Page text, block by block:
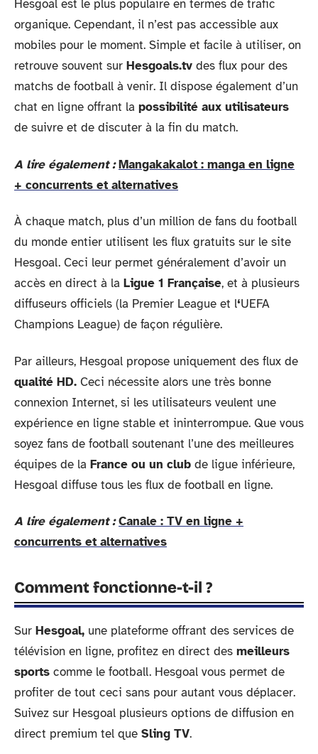
Hesgoal est le plus populaire en termes de trafic
organique. Cependant, il n’est pas accessible aux
mobiles pour le moment. Simple et facile à utiliser, on
retrouve souvent sur Hesgoals.tv des flux pour des
matchs de football à venir. Il dispose également d’un
chat en ligne offrant la possibilité aux utilisateurs
de suivre et de discuter à la fin du match.
A lire également : Mangakakalot : manga en ligne
+ concurrents et alternatives
À chaque match, plus d’un million de fans du football
du monde entier utilisent les flux gratuits sur le site
Hesgoal. Ceci leur permet généralement d’avoir un
accès en direct à la Ligue 1 Française, et à plusieurs
diffuseurs officiels (la Premier League et l‘UEFA
Champions League) de façon régulière.
Par ailleurs, Hesgoal propose uniquement des flux de
qualité HD. Ceci nécessite alors une très bonne
connexion Internet, si les utilisateurs veulent une
expérience en ligne stable et ininterrompue. Que vous
soyez fans de football soutenant l’une des meilleures
équipes de la France ou un club de ligue inférieure,
Hesgoal diffuse tous les flux de football en ligne.
A lire également : Canale : TV en ligne +
concurrents et alternatives
Comment fonctionne-t-il ?
Sur Hesgoal, une plateforme offrant des services de
télévision en ligne, profitez en direct des meilleurs
sports comme le football. Hesgoal vous permet de
profiter de tout ceci sans pour autant vous déplacer.
Suivez sur Hesgoal plusieurs options de diffusion en
direct premium tel que Sling TV.